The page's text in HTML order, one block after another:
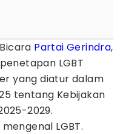
Partai Gerindra,
LGBT
yang diatur dalam
tentang Kebijakan
2029.
LGBT.